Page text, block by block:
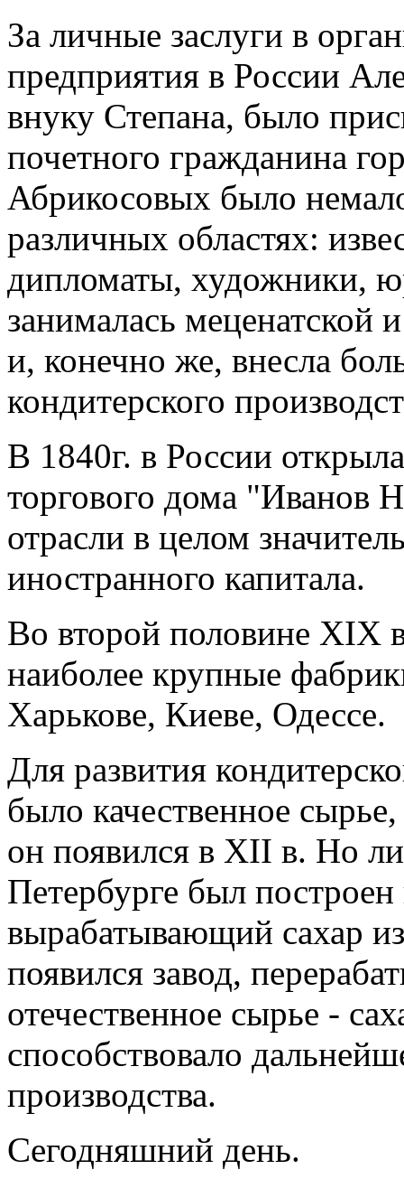
За личные заслуги в
предприятия в России
внуку Степана, было
почетного гражданина
Абрикосовых было
различных областях:
дипломаты, художники,
занималась меценатской
и, конечно же, внесла
кондитерского
В 1840г. в России
торгового дома "Иванов
отрасли в целом
иностранного капитала.
Во второй половине ХIХ
наиболее крупные
Харькове, Киеве, Одессе.
Для развития
было качественное
он появился в ХII в. Но
Петербурге был
вырабатывающий сахар
появился завод,
отечественное сырье -
способствовало
производства.
Сегодняшний день.